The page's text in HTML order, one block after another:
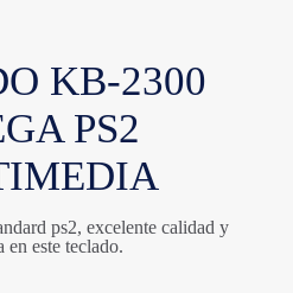
KB-2300
PS2
ps2, excelente calidad y
en este teclado.